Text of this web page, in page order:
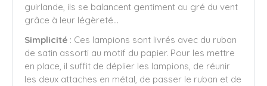
guirlande, ils se balancent gentiment au gré du vent
grâce à leur légèreté...
Simplicité : Ces lampions sont livrés avec du ruban
de satin assorti au motif du papier. Pour les mettre
en place, il suffit de déplier les lampions, de réunir
les deux attaches en métal, de passer le ruban et de